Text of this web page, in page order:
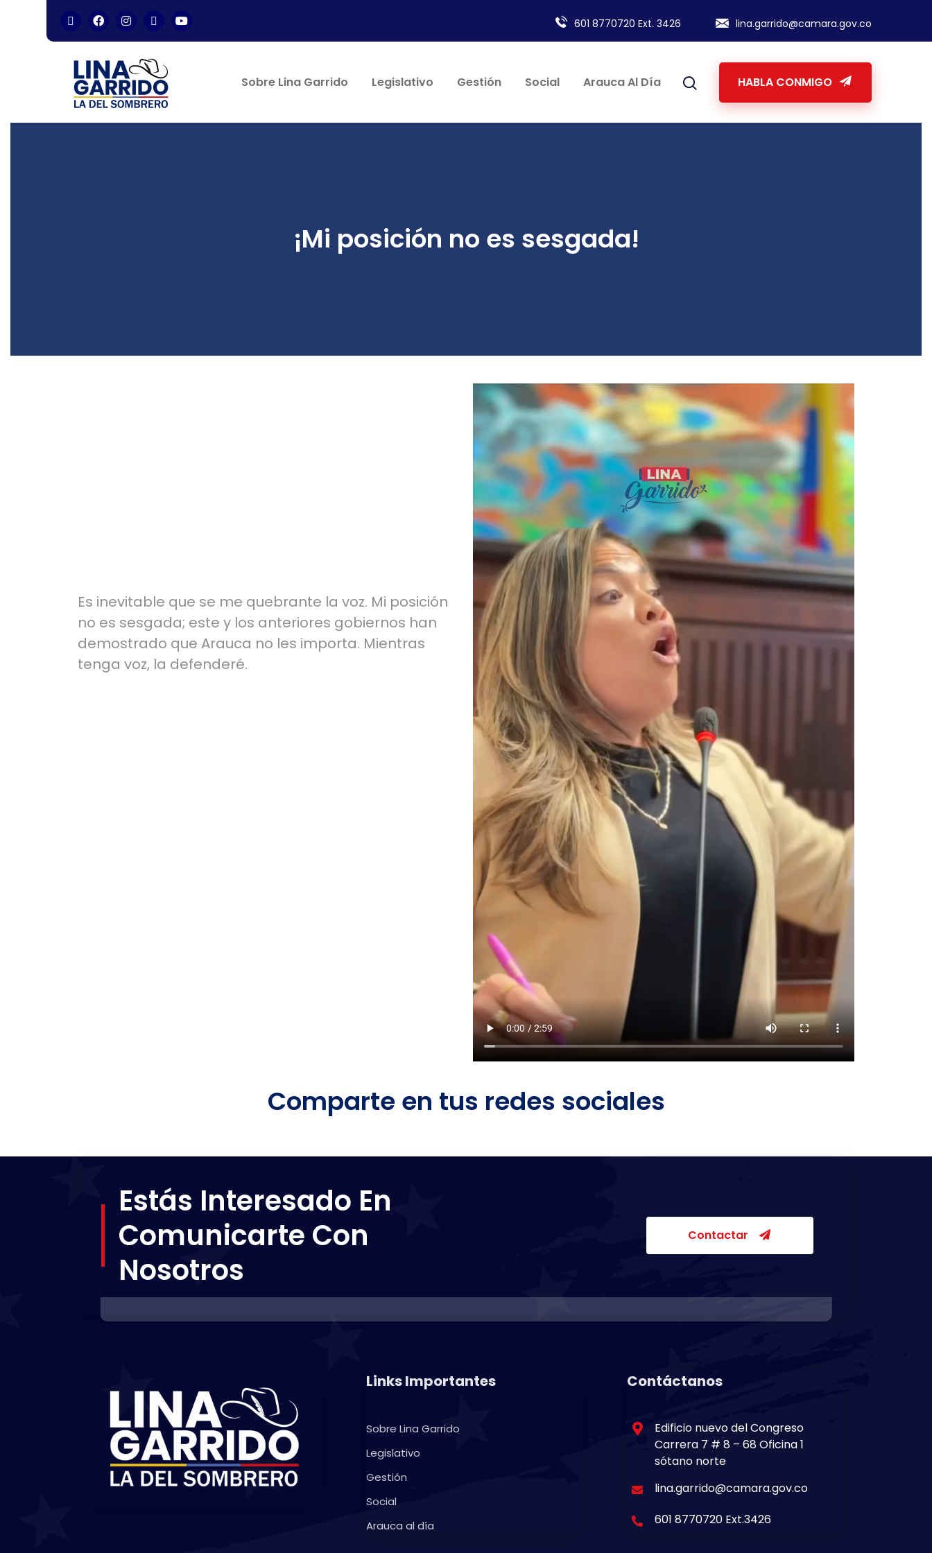
601 8770720 Ext. 3426 lina.garrido@camara.gov.co
Sobre Lina Garrido Legislativo Gestión Social Arauca Al Día HABLA CONMIGO
¡Mi posición no es sesgada!
Es inevitable que se me quebrante la voz. Mi posición
no es sesgada; este y los anteriores gobiernos han
demostrado que Arauca no les importa. Mientras
tenga voz, la defenderé.
Comparte en tus redes sociales
Estás Interesado En
Comunicarte Con
Nosotros
Contactar
Links Importantes
Sobre Lina Garrido
Legislativo
Gestión
Social
Arauca al día
Contáctanos
Edificio nuevo del Congreso
Carrera 7 # 8 – 68 Oficina 1
sótano norte
lina.garrido@camara.gov.co
601 8770720 Ext.3426